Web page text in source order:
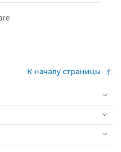
К началу страницы